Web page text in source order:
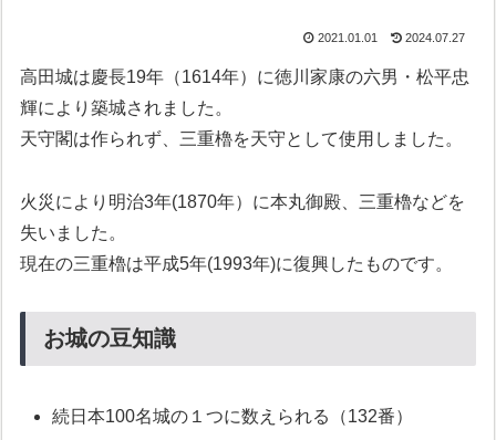
2021.01.01 2024.07.27
高田城は慶長19年（1614年）に徳川家康の六男・松平忠
輝により築城されました。
天守閣は作られず、三重櫓を天守として使用しました。
火災により明治3年(1870年）に本丸御殿、三重櫓などを
失いました。
現在の三重櫓は平成5年(1993年)に復興したものです。
お城の豆知識
続日本100名城の１つに数えられる（132番）